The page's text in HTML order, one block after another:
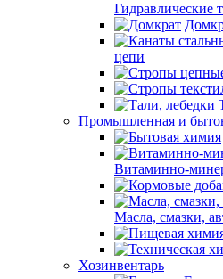
Гидравлические
цепи
Промышленная и
Витаминно-
Масла, смазки,
Хозинвентарь